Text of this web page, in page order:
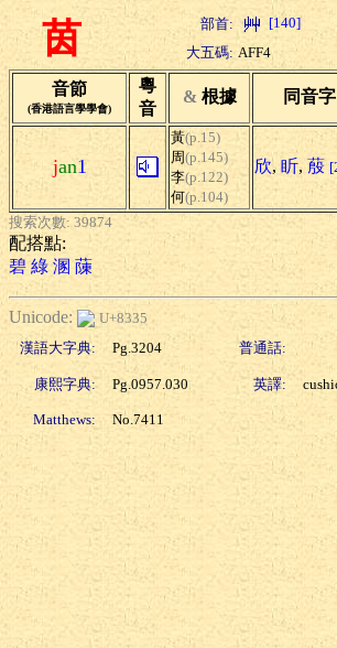
茵 部首: [140]
大五碼: AFF4
音節
(香港語言學學會)
粵
音
& 根據 同音字
jan1
黃(p.15)
周(p.145)
李(p.122)
何(p.104)
欣, 盺, 蒑
搜索次數: 39874
配搭點:
碧 綠 溷 蔯
Unicode:
U+8335
漢語大字典:
Pg.3204 普通話:
康熙字典: Pg.0957.030 英譯:
Matthews: No.7411